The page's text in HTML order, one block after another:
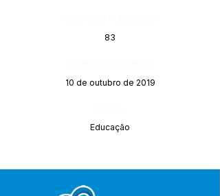
83
10 de outubro de 2019
Educação